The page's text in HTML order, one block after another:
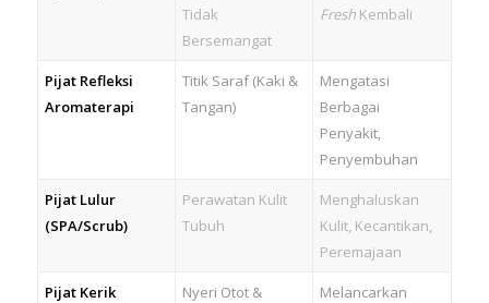
Tidak
Bersemangat
Fresh Kembali
Pijat Refleksi
Aromaterapi
Titik Saraf (Kaki &
Tangan)
Mengatasi
Berbagai
Penyakit,
Penyembuhan
Pijat Lulur
(SPA/Scrub)
Perawatan Kulit
Tubuh
Menghaluskan
Kulit, Kecantikan,
Peremajaan
Pijat Kerik
Nyeri Otot &
Melancarkan